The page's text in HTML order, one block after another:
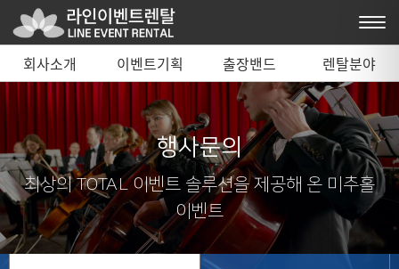
회사소개 이벤트기획 출장밴드 렌탈분야
행사문의
최상의 TOTAL 이벤트 솔루션을 제공해 온 미추홀
이벤트